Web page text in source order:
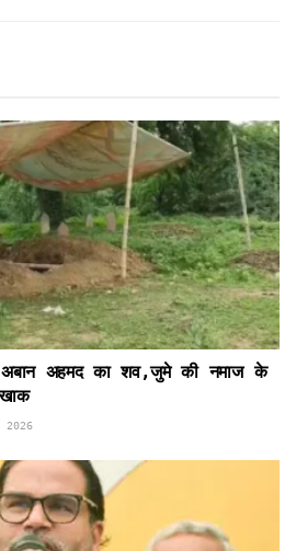
अबान अहमद का शव,जुमे की नमाज के
2026